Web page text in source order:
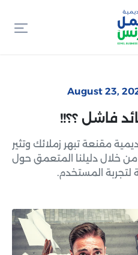
فاشل ؟؟!!
مقنعة تبهر زملائك وتثير
خلال دليلنا المتعمق حول
لتجربة المستخدم.